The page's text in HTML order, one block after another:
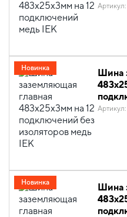
Артикул:
Шина
медь
Артикул:
Новинка
Шина
Новинка